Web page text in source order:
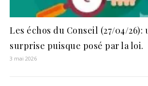
Les échos du Conseil (27/04/26):
surprise puisque posé par la loi.
3 mai 2026